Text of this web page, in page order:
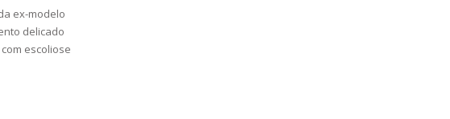
ex-modelo
delicado
escoliose